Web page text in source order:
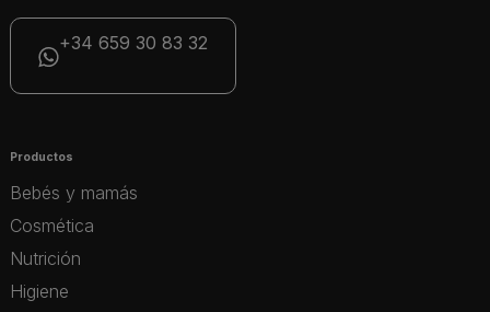
+34 659 30 83 32
Productos
Bebés y mamás
Cosmética
Nutrición
Higiene